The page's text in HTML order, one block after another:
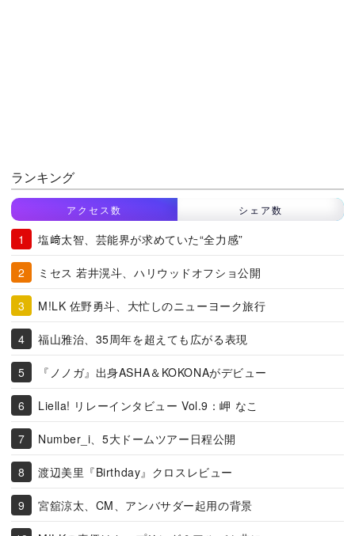
ランキング
アクセス数 シェア数
塩﨑太智、芸能界が求めていた“全力感”
ミセス 若井滉斗、ハリウッドオフショ公開
M!LK 佐野勇斗、大忙しのニューヨーク旅行
福山雅治、35周年を超えても広がる表現
『ノノガ』出身ASHA＆KOKONAがデビュー
Liella! リレーインタビュー Vol.9：岬 なこ
Number_i、5大ドームツアー日程公開
渡辺美里『Birthday』クロスレビュー
宮舘涼太、CM、アンバサダー起用の背景